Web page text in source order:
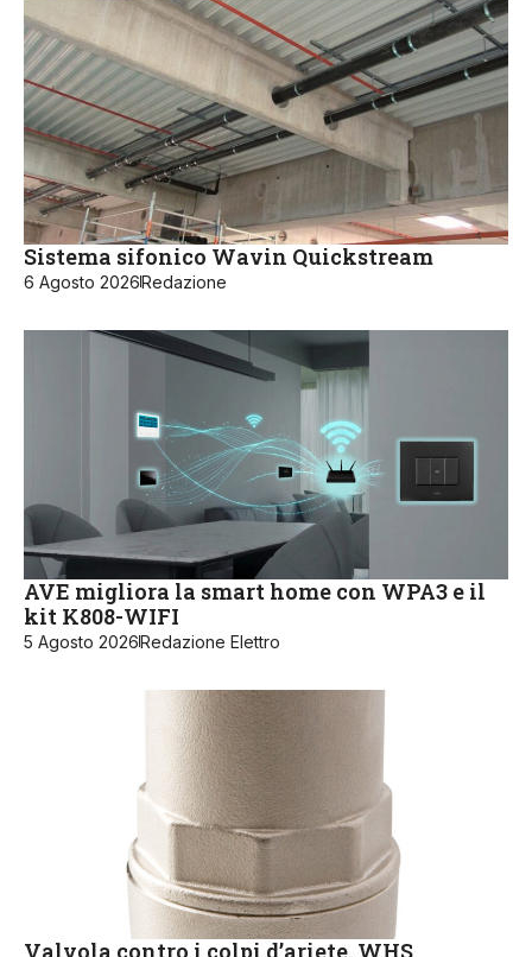
Sistema sifonico Wavin Quickstream
6 Agosto 2026Redazione
AVE migliora la smart home con WPA3 e il
kit K808-WIFI
5 Agosto 2026Redazione Elettro
Valvola contro i colpi d’ariete, WHS